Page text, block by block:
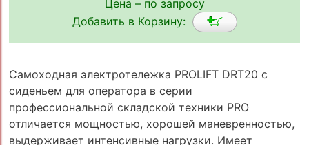
Цена – по запросу
Добавить в Корзину:
Самоходная электротележка PROLIFT DRT20 с
сиденьем для оператора в серии
профессиональной складской техники PRO
отличается мощностью, хорошей маневренностью,
выдерживает интенсивные нагрузки. Имеет